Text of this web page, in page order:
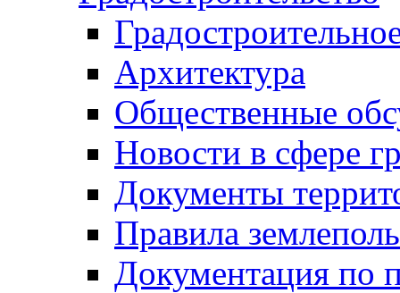
Архитектура
Общественные
Новости в сфере
Документы
Правила
Документация по